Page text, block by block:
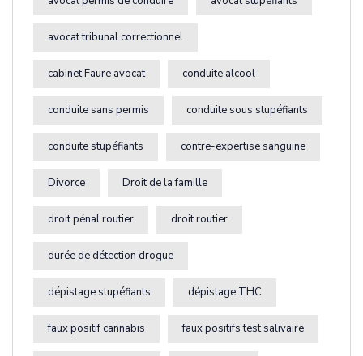
avocat tribunal correctionnel
cabinet Faure avocat conduite alcool
conduite sans permis conduite sous stupéfiants
conduite stupéfiants contre-expertise sanguine
Divorce Droit de la famille
droit pénal routier droit routier
durée de détection drogue
dépistage stupéfiants dépistage THC
faux positif cannabis faux positifs test salivaire